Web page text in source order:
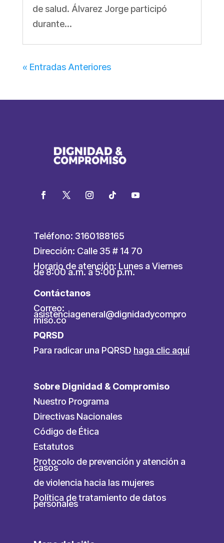
de salud. Álvarez Jorge participó
durante...
« Entradas Anteriores
Teléfono: 3160188165
Dirección: Calle 35 # 14 70
Horario de atención: Lunes a Viernes
de 8:00 a.m. a 5:00 p.m.
Contáctanos
Correo:
asistenciageneral@dignidadycompro
miso.co
PQRSD
Para radicar una PQRSD haga clic aquí
Sobre Dignidad & Compromiso
Nuestro Programa
Directivas Nacionales
Código de Ética
Estatutos
Protocolo de prevención y atención a
casos
de violencia hacia las mujeres
Política de tratamiento de datos
personales